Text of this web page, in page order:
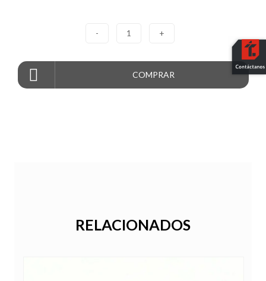
- 1 +
COMPRAR
RELACIONADOS